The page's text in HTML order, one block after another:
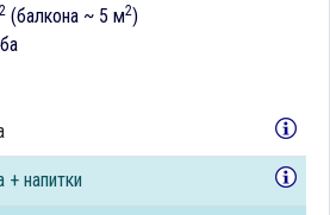
2 (балкона ~ 5 м2)
напитки